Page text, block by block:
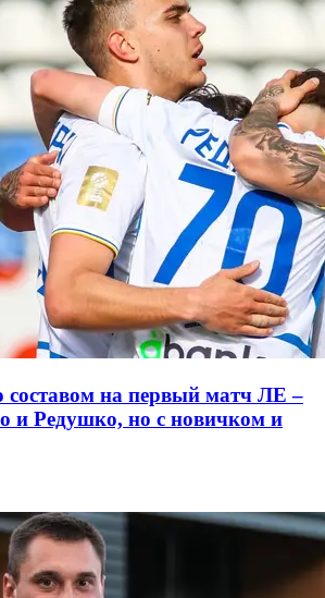
составом на первый матч ЛЕ –
и Редушко, но с новичком и